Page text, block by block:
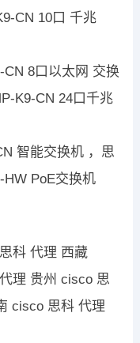
CN 10口 千兆
CN 8口以太网 交换
K9-CN 24口千兆
智能交换机 ，思
HW PoE交换机
科 代理 西藏
理 贵州 cisco 思
cisco 思科 代理